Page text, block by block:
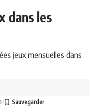
dans les
jeux mensuelles dans